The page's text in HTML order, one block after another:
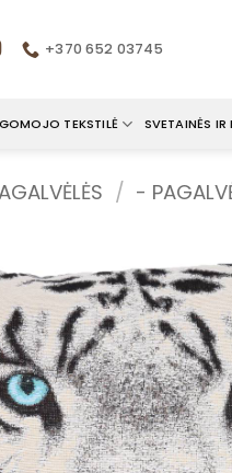
+370 652 03745
TEKSTILĖ SVETAINĖS
/ -